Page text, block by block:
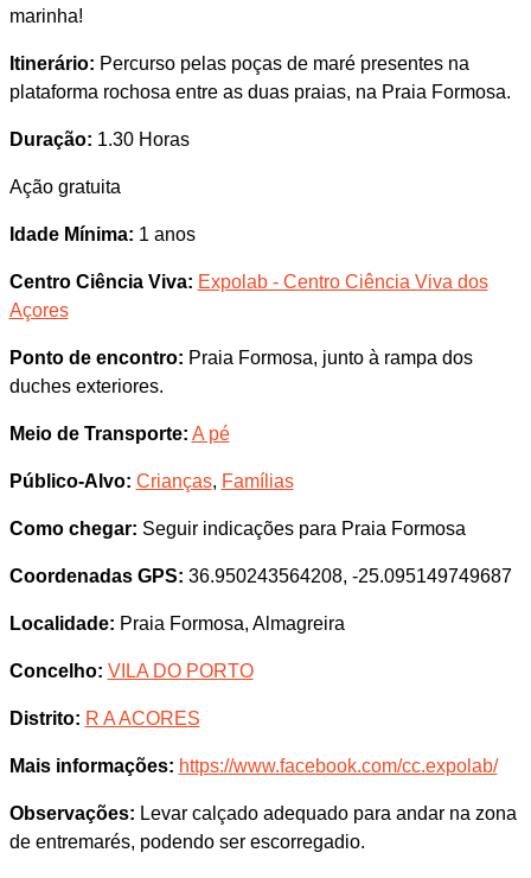
marinha!
Itinerário: Percurso pelas poças de maré presentes na
plataforma rochosa entre as duas praias, na Praia Formosa.
Duração: 1.30 Horas
Ação gratuita
Idade Mínima: 1 anos
Centro Ciência Viva: Expolab - Centro Ciência Viva dos
Açores
Ponto de encontro: Praia Formosa, junto à rampa dos
duches exteriores.
Meio de Transporte: A pé
Público-Alvo: Crianças, Famílias
Como chegar: Seguir indicações para Praia Formosa
Coordenadas GPS: 36.950243564208, -25.095149749687
Localidade: Praia Formosa, Almagreira
Concelho: VILA DO PORTO
Distrito: R A ACORES
Mais informações: https://www.facebook.com/cc.expolab/
Observações: Levar calçado adequado para andar na zona
de entremarés, podendo ser escorregadio.